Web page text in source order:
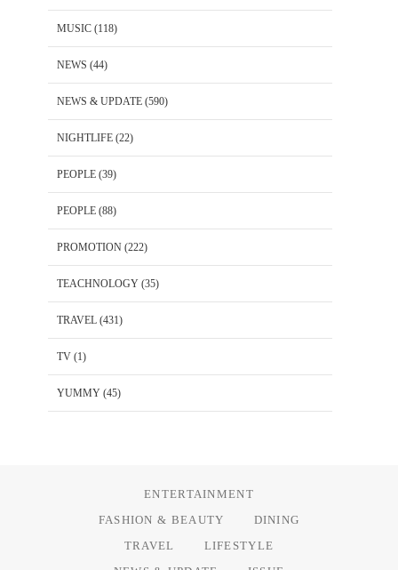
MUSIC (118)
NEWS (44)
NEWS & UPDATE (590)
NIGHTLIFE (22)
PEOPLE (39)
PEOPLE (88)
PROMOTION (222)
TEACHNOLOGY (35)
TRAVEL (431)
TV (1)
YUMMY (45)
ENTERTAINMENT
FASHION & BEAUTY
DINING
TRAVEL
LIFESTYLE